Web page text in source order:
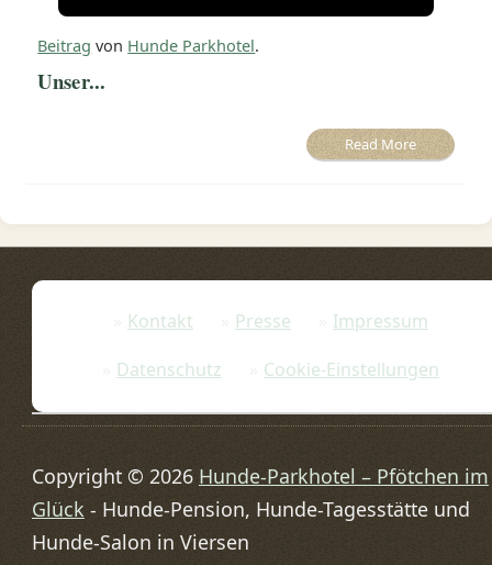
Beitrag von Hunde Parkhotel.
Unser...
Read More
Kontakt Presse
Impressum
Datenschutz
Cookie-Einstellungen
Copyright © 2026 Hunde-Parkhotel – Pfötchen im
Glück - Hunde-Pension, Hunde-Tagesstätte und
Hunde-Salon in Viersen